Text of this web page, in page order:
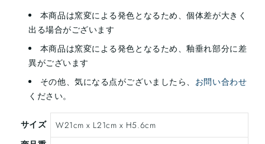
本商品は窯変による発色となるため、個体差が大きく
出る場合がございます
本商品は窯変による発色となるため、釉垂れ部分に差
異がございます
その他、気になる点がございましたら、 お問い合わせ
ください。
サイズ
W21cm x L21cm x H5.6cm